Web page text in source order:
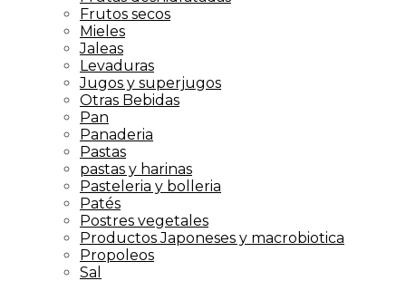
Frutos secos
Mieles
Jaleas
Levaduras
Jugos y superjugos
Otras Bebidas
Pan
Panaderia
Pastas
pastas y harinas
Pasteleria y bolleria
Patés
Postres vegetales
Productos Japoneses y macrobiotica
Propoleos
Sal